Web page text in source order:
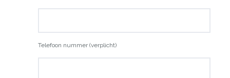
Telefoon nummer (verplicht)